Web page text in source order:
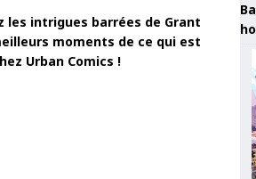
les intrigues barrées de Grant
moments de ce qui est
Urban Comics !